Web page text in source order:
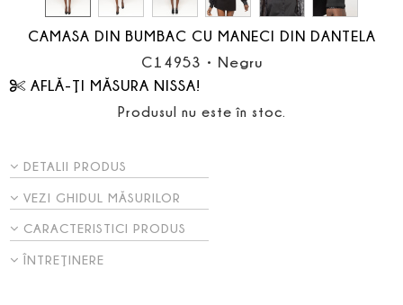
CAMASA DIN BUMBAC CU MANECI DIN DANTELA
C14953 • Negru
AFLĂ-ŢI MĂSURA NISSA!
Produsul nu este în stoc.
DETALII PRODUS
VEZI GHIDUL MĂSURILOR
CARACTERISTICI PRODUS
ÎNTREŢINERE